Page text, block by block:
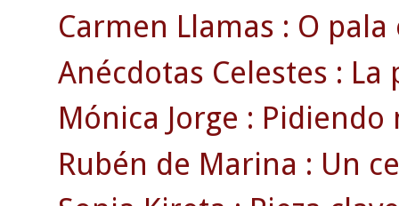
Carmen Llamas : O pala
Anécdotas Celestes :
Mónica Jorge :
Rubén de Marina : Un